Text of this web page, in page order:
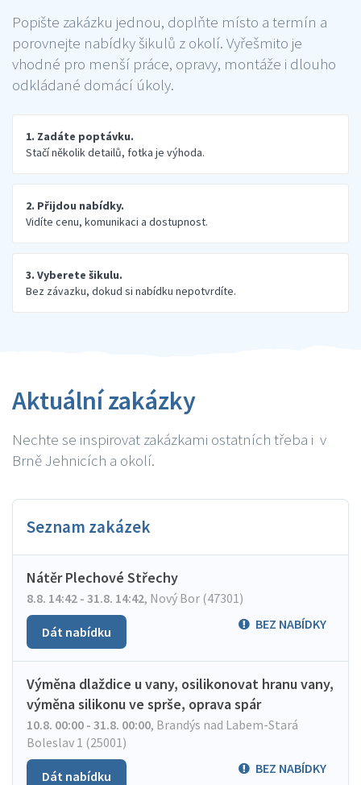
Popište zakázku jednou, doplňte místo a termín a
porovnejte nabídky šikulů z okolí. Vyřešmito je
vhodné pro menší práce, opravy, montáže i dlouho
odkládané domácí úkoly.
1. Zadáte poptávku.
Stačí několik detailů, fotka je výhoda.
2. Přijdou nabídky.
Vidíte cenu, komunikaci a dostupnost.
3. Vyberete šikulu.
Bez závazku, dokud si nabídku nepotvrdíte.
Aktuální zakázky
Nechte se inspirovat zakázkami ostatních třeba i v
Brně Jehnicích a okolí.
Seznam zakázek
Nátěr Plechové Střechy
8.8. 14:42 - 31.8. 14:42, Nový Bor (47301)
BEZ NABÍDKY
Dát nabídku
Výměna dlaždice u vany, osilikonovat hranu vany,
výměna silikonu ve sprše, oprava spár
10.8. 00:00 - 31.8. 00:00, Brandýs nad Labem-Stará
Boleslav 1 (25001)
BEZ NABÍDKY
Dát nabídku